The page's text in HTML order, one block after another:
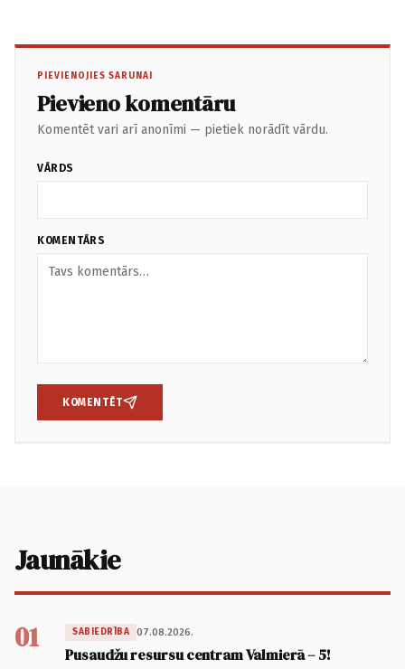
PIEVIENOJIES SARUNAI
Pievieno komentāru
Komentēt vari arī anonīmi — pietiek norādīt vārdu.
VĀRDS
KOMENTĀRS
KOMENTĒT
Jaunākie
01 SABIEDRĪBA 07.08.2026.
Pusaudžu resursu centram Valmierā – 5!